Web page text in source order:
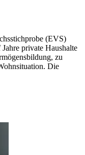
(EVS)
private Haushalte
zu
Die